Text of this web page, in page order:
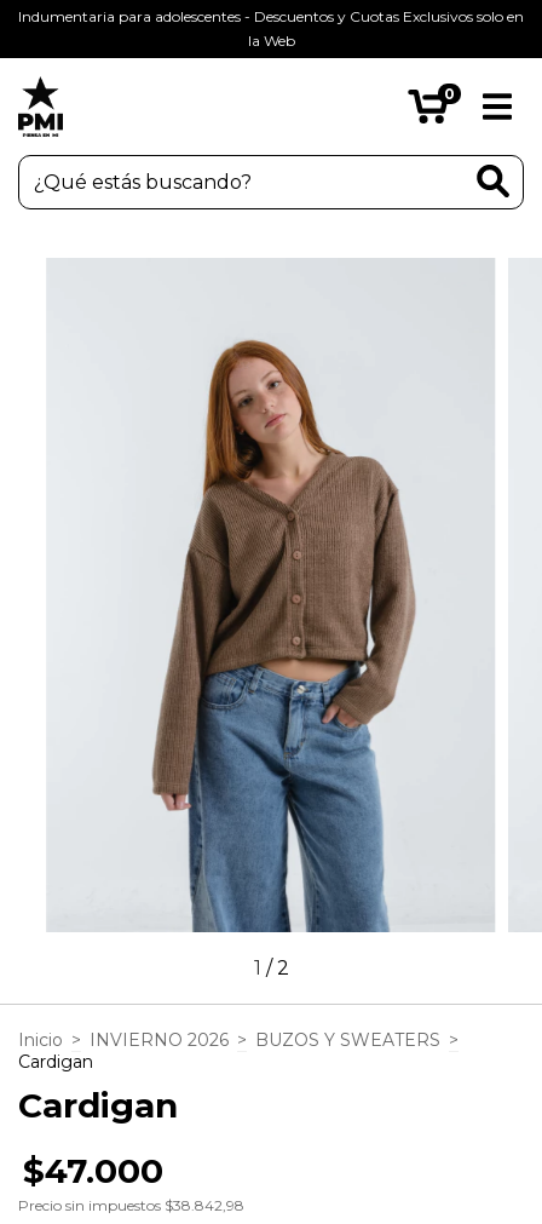
Indumentaria para adolescentes - Descuentos y Cuotas Exclusivos solo en
la Web
0
1 /2
Inicio > INVIERNO 2026 > BUZOS Y SWEATERS >
Cardigan
Cardigan
$47.000
Precio sin impuestos $38.842,98